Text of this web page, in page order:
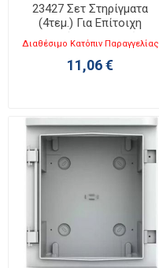
23427 Σετ Στηρίγματα
(4τεμ.) Για Επίτοιχη
Τοποθέτηση Ερμαρίου
Gemini ABB
Διαθέσιμο Κατόπιν Παραγγελίας
11,06 €